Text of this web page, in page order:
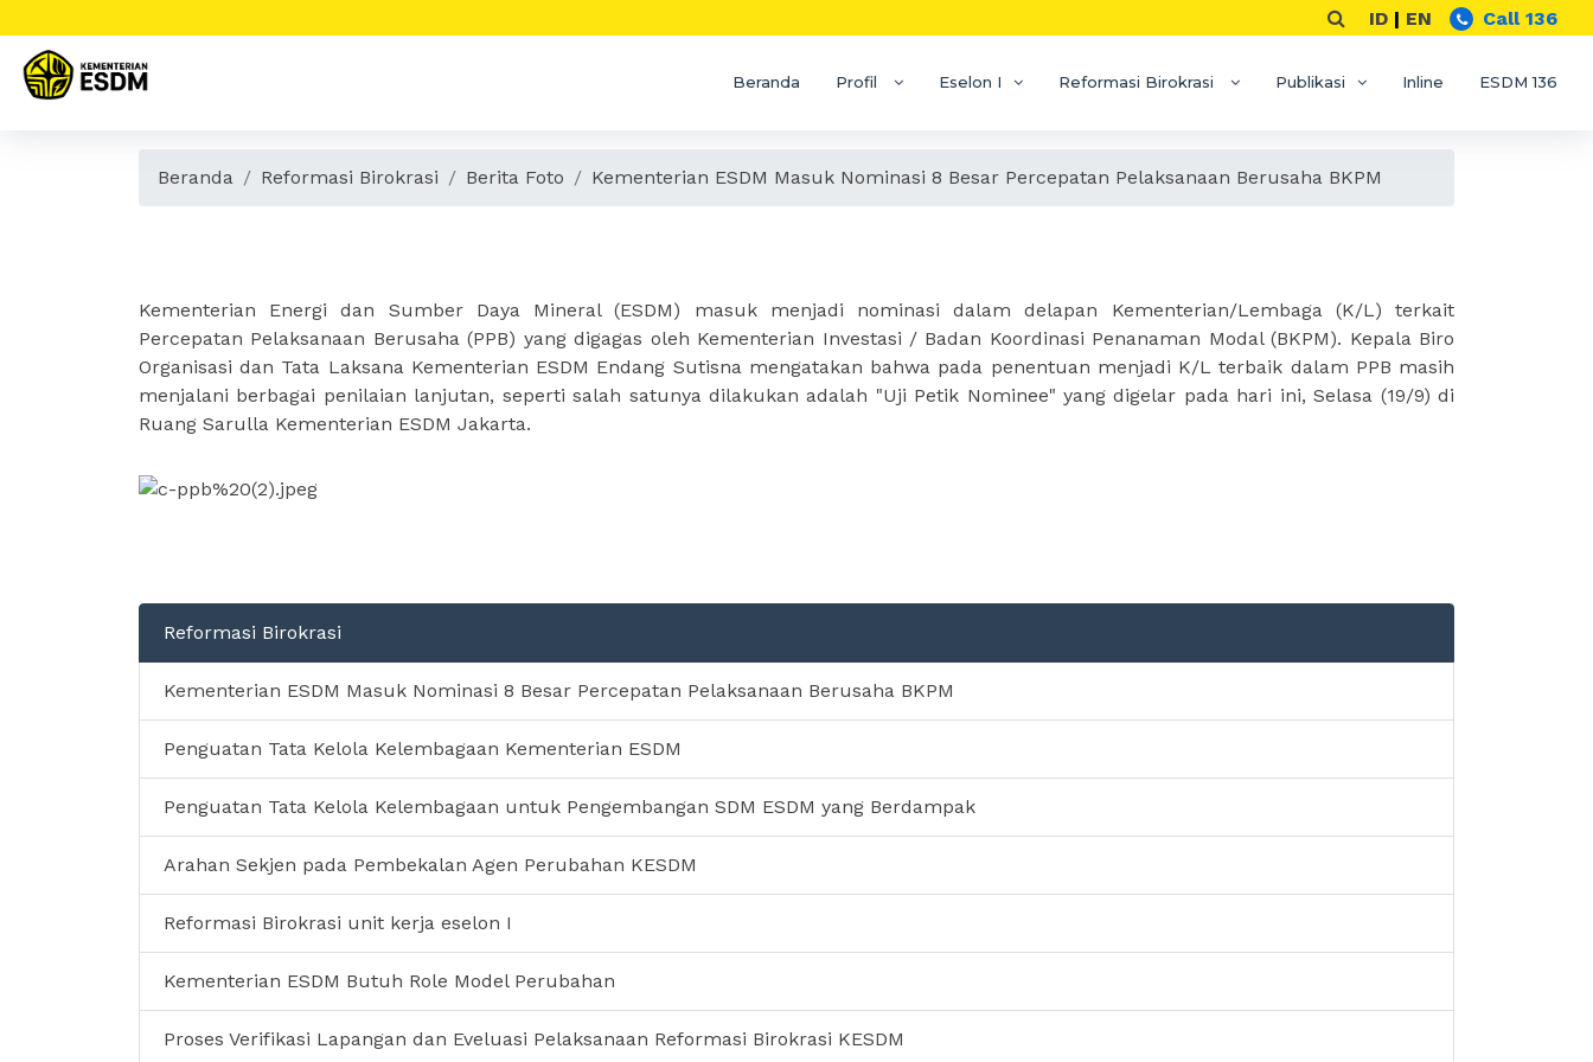
ID | EN Call 136
Beranda Profil Eselon I Reformasi Birokrasi Publikasi Inline ESDM 136
Beranda Reformasi Birokrasi Berita Foto Kementerian ESDM Masuk Nominasi 8 Besar Percepatan Pelaksanaan Berusaha BKPM
Kementerian Energi dan Sumber Daya Mineral (ESDM) masuk menjadi nominasi dalam delapan Kementerian/Lembaga (K/L) terkait
Percepatan Pelaksanaan Berusaha (PPB) yang digagas oleh Kementerian Investasi / Badan Koordinasi Penanaman Modal (BKPM). Kepala Biro
Organisasi dan Tata Laksana Kementerian ESDM Endang Sutisna mengatakan bahwa pada penentuan menjadi K/L terbaik dalam PPB masih
menjalani berbagai penilaian lanjutan, seperti salah satunya dilakukan adalah "Uji Petik Nominee" yang digelar pada hari ini, Selasa (19/9) di
Ruang Sarulla Kementerian ESDM Jakarta.
Reformasi Birokrasi
Kementerian ESDM Masuk Nominasi 8 Besar Percepatan Pelaksanaan Berusaha BKPM
Penguatan Tata Kelola Kelembagaan Kementerian ESDM
Penguatan Tata Kelola Kelembagaan untuk Pengembangan SDM ESDM yang Berdampak
Arahan Sekjen pada Pembekalan Agen Perubahan KESDM
Reformasi Birokrasi unit kerja eselon I
Kementerian ESDM Butuh Role Model Perubahan
Proses Verifikasi Lapangan dan Eveluasi Pelaksanaan Reformasi Birokrasi KESDM